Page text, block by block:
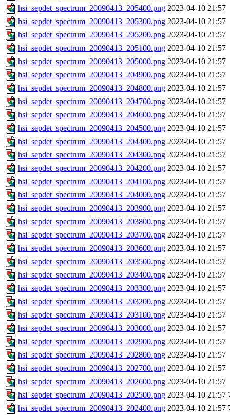
hsi_sepdet_spectrum_20090413_205400.png 2023-04-10 21:57
hsi_sepdet_spectrum_20090413_205300.png 2023-04-10 21:57
hsi_sepdet_spectrum_20090413_205200.png 2023-04-10 21:57
hsi_sepdet_spectrum_20090413_205100.png 2023-04-10 21:57
hsi_sepdet_spectrum_20090413_205000.png 2023-04-10 21:57
hsi_sepdet_spectrum_20090413_204900.png 2023-04-10 21:57
hsi_sepdet_spectrum_20090413_204800.png 2023-04-10 21:57
hsi_sepdet_spectrum_20090413_204700.png 2023-04-10 21:57
hsi_sepdet_spectrum_20090413_204600.png 2023-04-10 21:57
hsi_sepdet_spectrum_20090413_204500.png 2023-04-10 21:57
hsi_sepdet_spectrum_20090413_204400.png 2023-04-10 21:57
hsi_sepdet_spectrum_20090413_204300.png 2023-04-10 21:57
hsi_sepdet_spectrum_20090413_204200.png 2023-04-10 21:57
hsi_sepdet_spectrum_20090413_204100.png 2023-04-10 21:57
hsi_sepdet_spectrum_20090413_204000.png 2023-04-10 21:57
hsi_sepdet_spectrum_20090413_203900.png 2023-04-10 21:57
hsi_sepdet_spectrum_20090413_203800.png 2023-04-10 21:57
hsi_sepdet_spectrum_20090413_203700.png 2023-04-10 21:57
hsi_sepdet_spectrum_20090413_203600.png 2023-04-10 21:57
hsi_sepdet_spectrum_20090413_203500.png 2023-04-10 21:57
hsi_sepdet_spectrum_20090413_203400.png 2023-04-10 21:57
hsi_sepdet_spectrum_20090413_203300.png 2023-04-10 21:57
hsi_sepdet_spectrum_20090413_203200.png 2023-04-10 21:57
hsi_sepdet_spectrum_20090413_203100.png 2023-04-10 21:57
hsi_sepdet_spectrum_20090413_203000.png 2023-04-10 21:57
hsi_sepdet_spectrum_20090413_202900.png 2023-04-10 21:57
hsi_sepdet_spectrum_20090413_202800.png 2023-04-10 21:57
hsi_sepdet_spectrum_20090413_202700.png 2023-04-10 21:57
hsi_sepdet_spectrum_20090413_202600.png 2023-04-10 21:57
hsi_sepdet_spectrum_20090413_202500.png 2023-04-10 21:57
hsi_sepdet_spectrum_20090413_202400.png 2023-04-10 21:57